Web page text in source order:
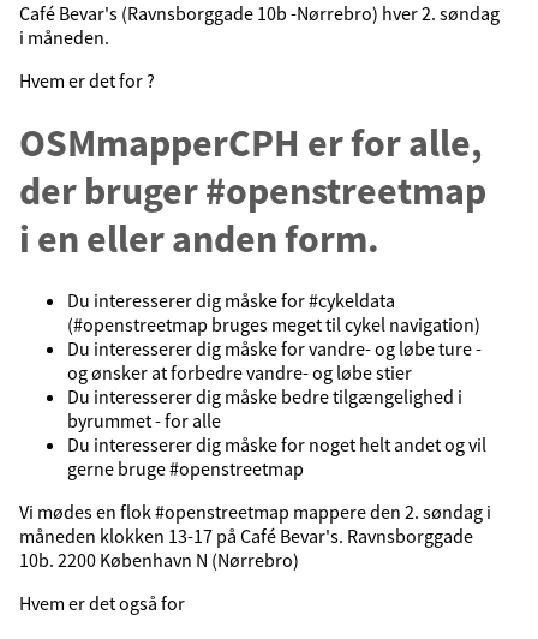
Café Bevar's (Ravnsborggade 10b -Nørrebro) hver 2. søndag
i måneden.
Hvem er det for ?
OSMmapperCPH er for alle,
der bruger #openstreetmap
i en eller anden form.
Du interesserer dig måske for #cykeldata
(#openstreetmap bruges meget til cykel navigation)
Du interesserer dig måske for vandre- og løbe ture -
og ønsker at forbedre vandre- og løbe stier
Du interesserer dig måske bedre tilgængelighed i
byrummet - for alle
Du interesserer dig måske for noget helt andet og vil
gerne bruge #openstreetmap
Vi mødes en flok #openstreetmap mappere den 2. søndag i
måneden klokken 13-17 på Café Bevar's. Ravnsborggade
10b. 2200 København N (Nørrebro)
Hvem er det også for